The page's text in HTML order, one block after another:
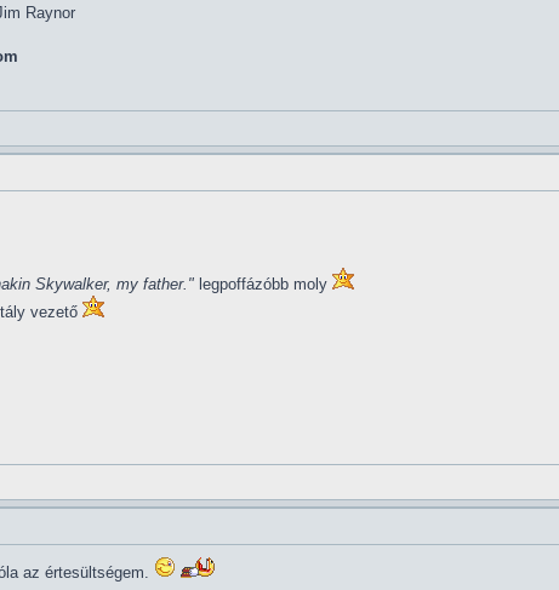
Raynor
Skywalker, my father." legpoffázóbb moly
vezető
az értesültségem.